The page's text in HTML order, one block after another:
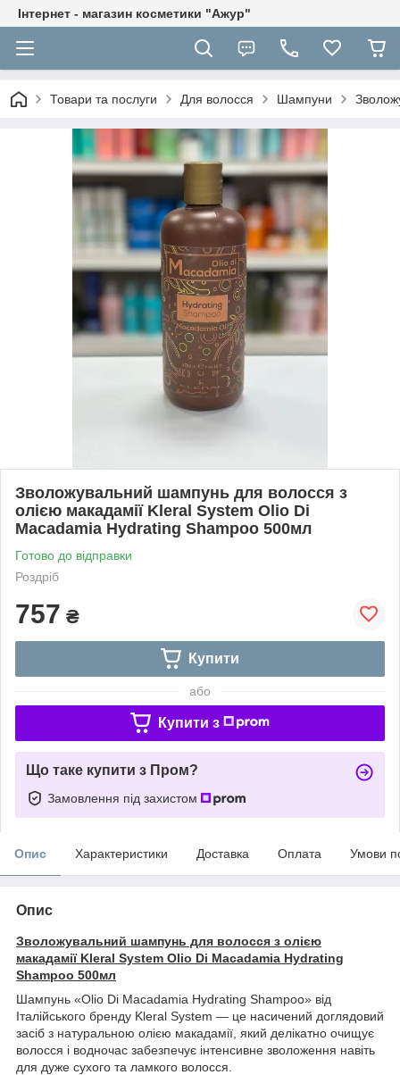
Інтернет - магазин косметики "Ажур"
Товари та послуги Для волосся Шампуни
Зволожувальний шампунь для волосся з
олією макадамії Kleral System Olio Di
Macadamia Hydrating Shampoo 500мл
Готово до відправки
Роздріб
757 ₴
Купити
або
Купити з
Що таке купити з Пром?
Замовлення під захистом
Опис Характеристики Доставка Оплата Умови
Опис
Зволожувальний шампунь для волосся з олією
макадамії Kleral System Olio Di Macadamia Hydrating
Shampoo 500мл
Шампунь «Olio Di Macadamia Hydrating Shampoo» від
Італійського бренду Kleral System — це насичений доглядовий
засіб з натуральною олією макадамії, який делікатно очищує
волосся і водночас забезпечує інтенсивне зволоження навіть
для дуже сухого та ламкого волосся.